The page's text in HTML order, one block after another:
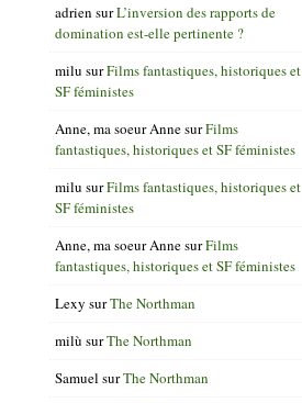
adrien surL’inversion des rapports de
domination est-elle pertinente ?
milu surFilms fantastiques, historiques et
SF féministes
Anne, ma soeur AnnesurFilms
fantastiques, historiques et SF féministes
milu surFilms fantastiques, historiques et
SF féministes
Anne, ma soeur AnnesurFilms
fantastiques, historiques et SF féministes
Lexy surThe Northman
milù surThe Northman
Samuel surThe Northman